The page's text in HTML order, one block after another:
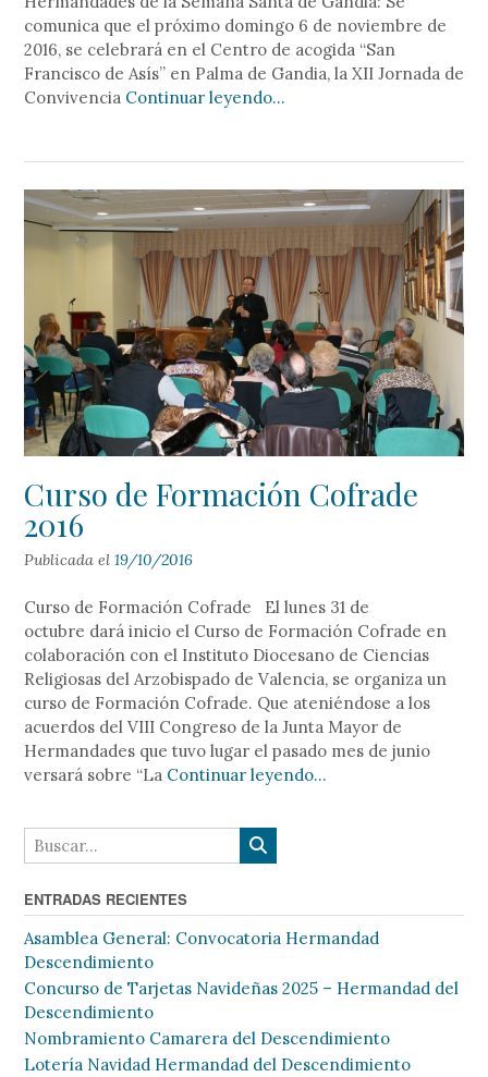
comunica que el próximo domingo 6 de noviembre de
2016, se celebrará en el Centro de acogida “San
Francisco de Asís” en Palma de Gandia, la XII Jornada de
Convivencia Continuar leyendo…
Curso de Formación Cofrade
2016
Publicada el 19/10/2016
Curso de Formación Cofrade El lunes 31 de
octubre dará inicio el Curso de Formación Cofrade en
colaboración con el Instituto Diocesano de Ciencias
Religiosas del Arzobispado de Valencia, se organiza un
curso de Formación Cofrade. Que ateniéndose a los
acuerdos del VIII Congreso de la Junta Mayor de
Hermandades que tuvo lugar el pasado mes de junio
versará sobre “La Continuar leyendo…
ENTRADAS RECIENTES
Asamblea General: Convocatoria Hermandad
Descendimiento
Concurso de Tarjetas Navideñas 2025 – Hermandad del
Descendimiento
Nombramiento Camarera del Descendimiento
Lotería Navidad Hermandad del Descendimiento